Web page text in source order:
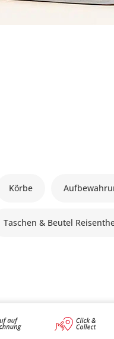
Körbe
Taschen & Beutel